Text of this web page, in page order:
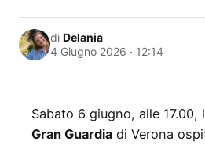
di Delania
4 Giugno 2026 · 12:14
Sabato 6 giugno, alle 17.00,
Gran Guardia di Verona